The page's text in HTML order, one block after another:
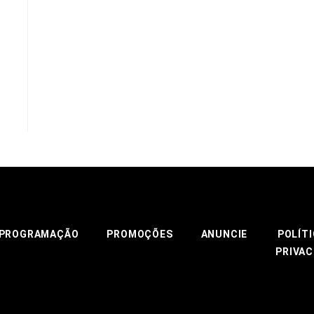
PROGRAMAÇÃO PROMOÇÕES ANUNCIE